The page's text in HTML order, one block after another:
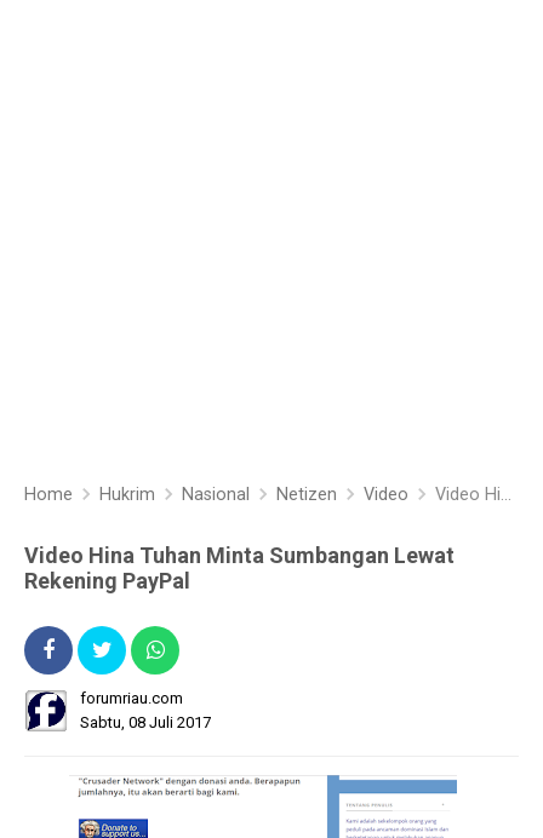
Home Hukrim Nasional Netizen Video Video Hina Tuhan Minta Sumbangan Lewat Rekening PayPal
Video Hina Tuhan Minta Sumbangan Lewat
Rekening PayPal
forumriau.com
Sabtu, 08 Juli 2017